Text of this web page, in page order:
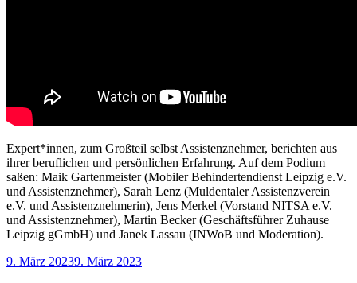
Expert*innen, zum Großteil selbst Assistenznehmer, berichten aus
ihrer beruflichen und persönlichen Erfahrung. Auf dem Podium
saßen: Maik Gartenmeister (Mobiler Behindertendienst Leipzig e.V.
und Assistenznehmer), Sarah Lenz (Muldentaler Assistenzverein
e.V. und Assistenznehmerin), Jens Merkel (Vorstand NITSA e.V.
und Assistenznehmer), Martin Becker (Geschäftsführer Zuhause
Leipzig gGmbH) und Janek Lassau (INWoB und Moderation).
Veröffentlicht
9. März 20239. März 2023